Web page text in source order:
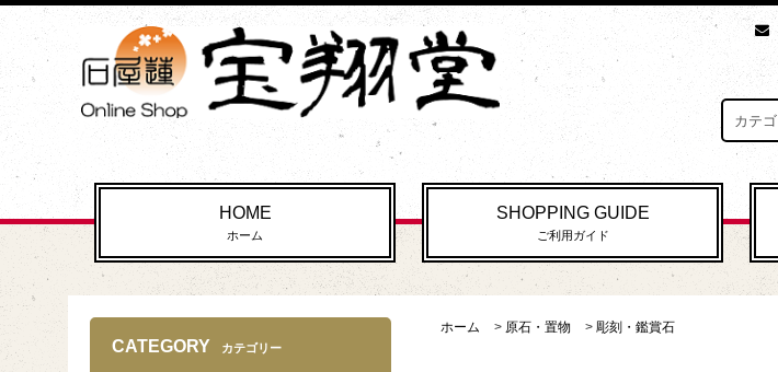
HOME
ホーム
SHOPPING GUIDE
ご利用ガイド
ホーム > 原石・置物 > 彫刻・鑑賞石
CATEGORY カテゴリー